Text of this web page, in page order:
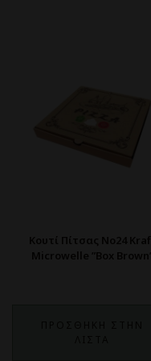
Κουτί Πίτσας Νο24
Microwelle ”Box